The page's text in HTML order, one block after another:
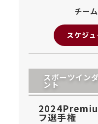
チー
スケジ
スポーツイン
ント
フ選手権